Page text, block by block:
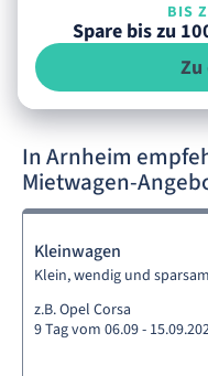
BIS
Spare bis zu
Zu
In Arnheim
Mietwagen-
Kleinwagen
Klein, wendig und
z.B. Opel Corsa
9 Tag vom 06.09 -